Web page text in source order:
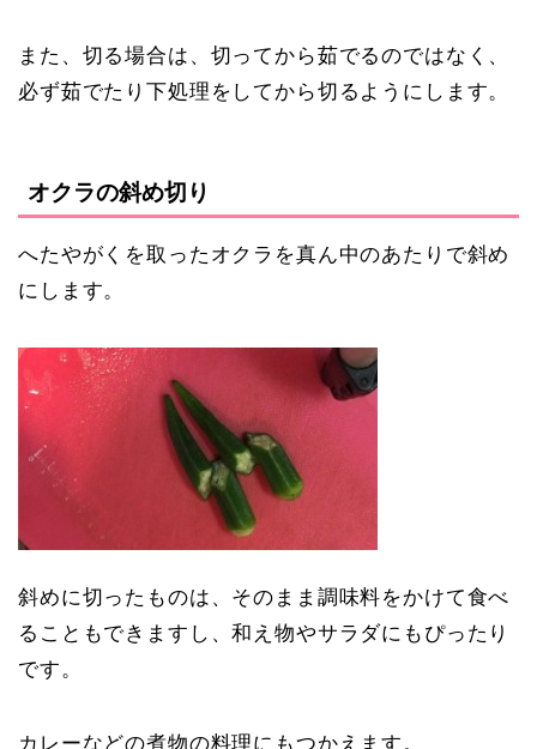
また、切る場合は、切ってから茹でるのではなく、
必ず茹でたり下処理をしてから切るようにします。
オクラの斜め切り
へたやがくを取ったオクラを真ん中のあたりで斜め
にします。
斜めに切ったものは、そのまま調味料をかけて食べ
ることもできますし、和え物やサラダにもぴったり
です。
カレーなどの煮物の料理にもつかえます。